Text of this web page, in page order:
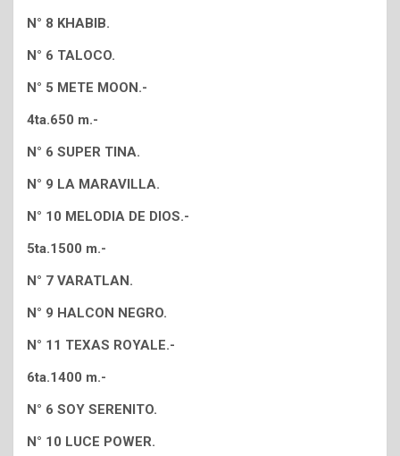
N° 8 KHABIB.
N° 6 TALOCO.
N° 5 METE MOON.-
4ta.650 m.-
N° 6 SUPER TINA.
N° 9 LA MARAVILLA.
N° 10 MELODIA DE DIOS.-
5ta.1500 m.-
N° 7 VARATLAN.
N° 9 HALCON NEGRO.
N° 11 TEXAS ROYALE.-
6ta.1400 m.-
N° 6 SOY SERENITO.
N° 10 LUCE POWER.